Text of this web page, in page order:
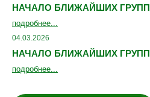
НАЧАЛО БЛИЖАЙШИХ ГРУПП
подробнее...
04.03.2026
НАЧАЛО БЛИЖАЙШИХ ГРУПП
подробнее...